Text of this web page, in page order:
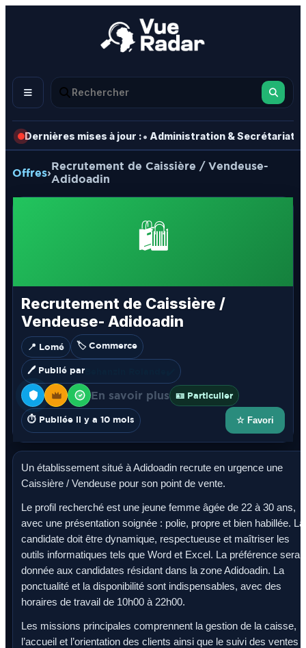
Dernières mises à jour :• Administration & Secrétariat
Offres›
Recrutement de Caissière / Vendeuse-
Adidoadin
🛍️
Recrutement de Caissière /
Vendeuse- Adidoadin
📍 Lomé 🏷️ Commerce
🖊️ Publié par
En savoir plus 🪪 Particulier
⏱️ Publiée il y a 10 mois ☆ Favori
Un établissement situé à Adidoadin recrute en urgence une
Caissière / Vendeuse pour son point de vente.
Le profil recherché est une jeune femme âgée de 22 à 30 ans,
avec une présentation soignée : polie, propre et bien habillée. La
candidate doit être dynamique, respectueuse et maîtriser les
outils informatiques tels que Word et Excel. La préférence sera
donnée aux candidates résidant dans la zone Adidoadin. La
ponctualité et la disponibilité sont indispensables, avec des
horaires de travail de 10h00 à 22h00.
Les missions principales comprennent la gestion de la caisse,
l’accueil et l’orientation des clients ainsi que le suivi des ventes